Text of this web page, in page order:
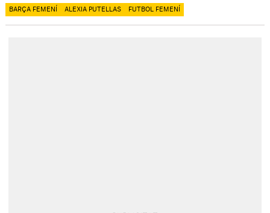
BARÇA FEMENÍ ALEXIA PUTELLAS FUTBOL FEMENÍ